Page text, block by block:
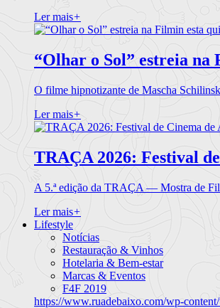
Ler mais+
“Olhar o Sol” estreia
O filme hipnotizante de Mascha
Ler mais+
TRAÇA 2026: Festival
A 5.ª edição da TRAÇA — Mostra de
Ler mais+
Lifestyle
Notícias
Restauração & Vinhos
Hotelaria & Bem-estar
Marcas & Eventos
F4F 2019
https://www.ruadebaixo.com/wp-